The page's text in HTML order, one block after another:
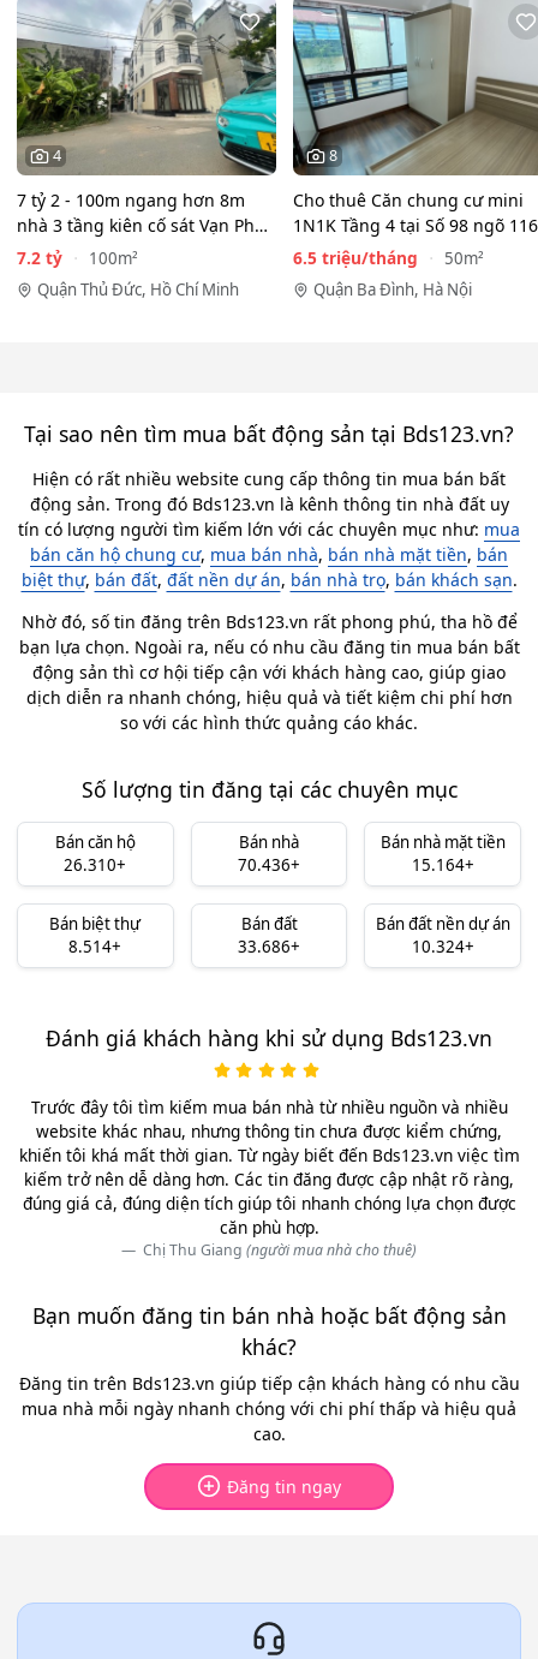
4
7 tỷ 2 - 100m ngang hơn 8m
nhà 3 tầng kiên cố sát Vạn Phúc
City - HẺM XE HƠI…
7.2 tỷ
100m²
Quận Thủ Đức, Hồ Chí Minh
8
Cho thuê Căn chung cư mini
1N1K Tầng 4 tại Số 98 ngõ 116
Phan Kế Bính, Ba Đình.…
6.5 triệu/tháng
50m²
Quận Ba Đình, Hà Nội
Tại sao nên tìm mua bất động sản tại Bds123.vn?
Hiện có rất nhiều website cung cấp thông tin mua bán bất
động sản. Trong đó Bds123.vn là kênh thông tin nhà đất uy
tín có lượng người tìm kiếm lớn với các chuyên mục như: mua
bán căn hộ chung cư, mua bán nhà, bán nhà mặt tiền, bán
biệt thự, bán đất, đất nền dự án, bán nhà trọ, bán khách sạn.
Nhờ đó, số tin đăng trên Bds123.vn rất phong phú, tha hồ để
bạn lựa chọn. Ngoài ra, nếu có nhu cầu đăng tin mua bán bất
động sản thì cơ hội tiếp cận với khách hàng cao, giúp giao
dịch diễn ra nhanh chóng, hiệu quả và tiết kiệm chi phí hơn
so với các hình thức quảng cáo khác.
Số lượng tin đăng tại các chuyên mục
Bán căn hộ
26.310+
Bán nhà
70.436+
Bán nhà mặt tiền
15.164+
Bán biệt thự
8.514+
Bán đất
33.686+
Bán đất nền dự án
10.324+
Đánh giá khách hàng khi sử dụng Bds123.vn
Trước đây tôi tìm kiếm mua bán nhà từ nhiều nguồn và nhiều
website khác nhau, nhưng thông tin chưa được kiểm chứng,
khiến tôi khá mất thời gian. Từ ngày biết đến Bds123.vn việc tìm
kiếm trở nên dễ dàng hơn. Các tin đăng được cập nhật rõ ràng,
đúng giá cả, đúng diện tích giúp tôi nhanh chóng lựa chọn được
căn phù hợp.
Chị Thu Giang (người mua nhà cho thuê)
Bạn muốn đăng tin bán nhà hoặc bất động sản
khác?
Đăng tin trên Bds123.vn giúp tiếp cận khách hàng có nhu cầu
mua nhà mỗi ngày nhanh chóng với chi phí thấp và hiệu quả
cao.
Đăng tin ngay